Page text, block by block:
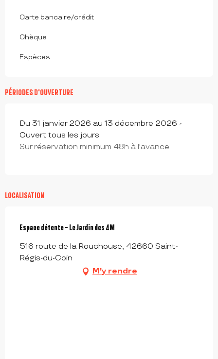
Carte bancaire/crédit
Chèque
Espèces
PÉRIODES D'OUVERTURE
Du 31 janvier 2026 au 13 décembre 2026 -
Ouvert tous les jours
Sur réservation minimum 48h à l'avance
LOCALISATION
Espace détente - Le Jardin des 4M
516 route de la Rouchouse, 42660 Saint-
Régis-du-Coin
M'y rendre